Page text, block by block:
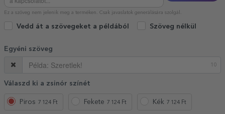
Ez a szöveg nem jelenik meg a terméken. Csak javaslatok generálására szolgál.
Vedd át a szövegeket a példából Szöveg nélkül
Egyéni szöveg
10
Válaszd ki a zsinór színét
Piros 7 124 Ft Fekete 7 124 Ft Kék 7 124 Ft